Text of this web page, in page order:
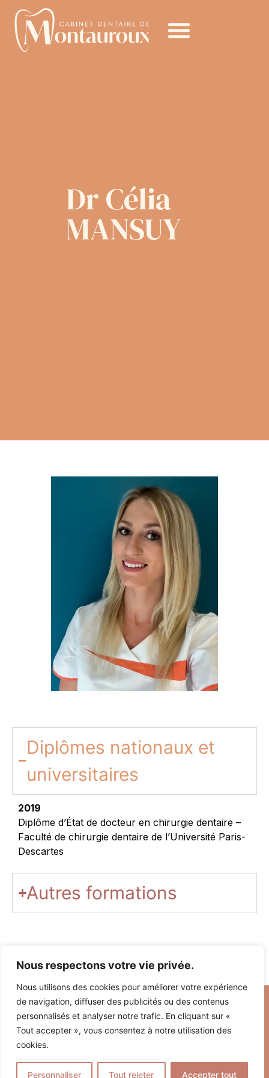
Nous respectons votre vie privée.
Nous utilisons des cookies pour améliorer votre expérience
de navigation, diffuser des publicités ou des contenus
personnalisés et analyser notre trafic. En cliquant sur «
Tout accepter », vous consentez à notre utilisation des
cookies.
Personnaliser Tout rejeter Accepter tout
Dr Célia
MANSUY
Diplômes nationaux et
universitaires
2019
Diplôme d’État de docteur en chirurgie dentaire –
Faculté de chirurgie dentaire de l’Université Paris-
Descartes
Autres formations